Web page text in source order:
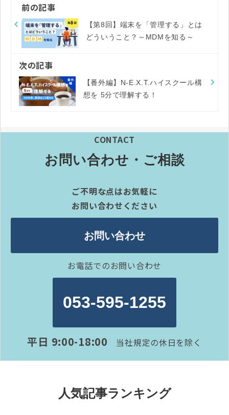
前の記事
【第8回】端末を「管理する」とは
どういうこと？～MDMを知る～
次の記事
【番外編】N-E.X.T.ハイスクール構
想を 5分で理解する！
CONTACT
お問い合わせ・ご相談
ご不明な点はお気軽に
お問い合わせください
お問い合わせ
お電話でのお問い合わせ
053-595-1255
平日 9:00-18:00 当社規定の休日を除く
人気記事ランキング